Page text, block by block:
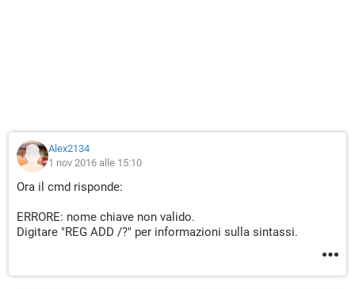
Alex2134
1 nov 2016 alle 15:10
Ora il cmd risponde:
ERRORE: nome chiave non valido.
Digitare "REG ADD /?" per informazioni sulla sintassi.